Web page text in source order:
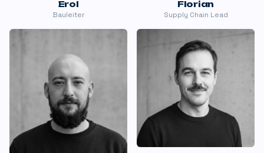
Erol
Bauleiter
Florian
Supply Chain Lead